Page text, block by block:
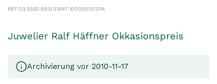
REF.03.0520.683/01ART.100000002114
Juwelier Ralf Häffner Okkasionspreis
Archivierung vor 2010-11-17